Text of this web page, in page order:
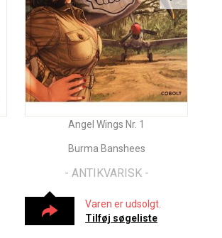
Angel Wings Nr. 1
Burma Banshees
- ANTIKVARISK -
Varen er udsolgt.
Tilføj søgeliste